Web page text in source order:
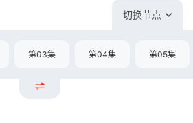
切换节点
第03集 第04集 第05集